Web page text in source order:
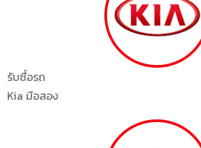
รับซื้อรถ
Kia มือสอง